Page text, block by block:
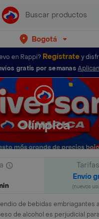
Bogotá
en Rappi? Regístratey
gratis por semanas
Olímpica
Tarifas
Envío
(nuevos
de bebidas embriagantes
de alcohol es perjudicial